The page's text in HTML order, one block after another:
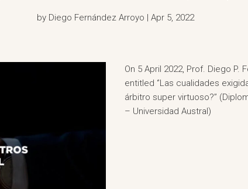
by Diego Fernández Arroyo | Apr 5, 2022
On 5 April 2022, Prof. Diego
entitled ‘’Las cualidades
árbitro super virtuoso?’’
– Universidad Austral)